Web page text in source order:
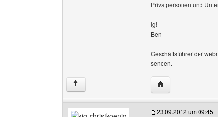
Privatpersonen und
lg!
Ben
Geschäftsführer der
senden.
↑ Website dieses
23.09.2012 um 09:45